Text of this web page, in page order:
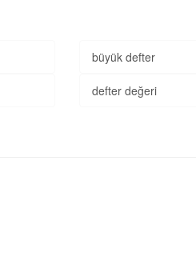
büyük defter
defter değeri